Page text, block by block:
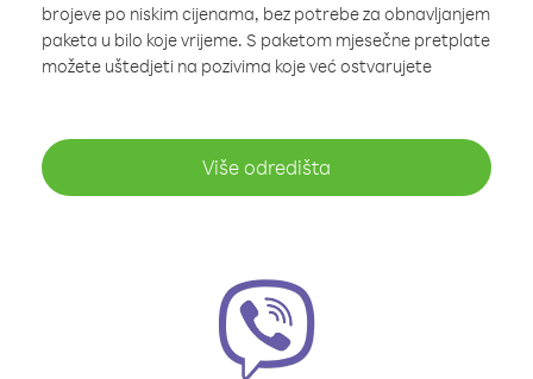
brojeve po niskim cijenama, bez potrebe za obnavljanjem
paketa u bilo koje vrijeme. S paketom mjesečne pretplate
možete uštedjeti na pozivima koje već ostvarujete
Više odredišta